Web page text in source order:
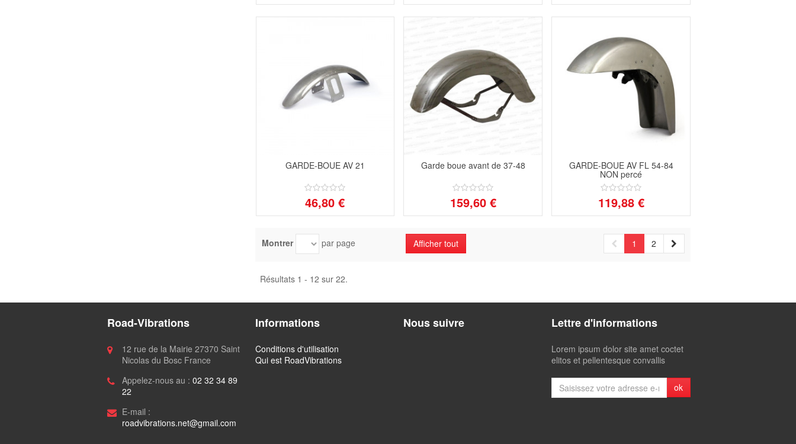
GARDE-BOUE AV 21
46,80 €
Garde boue avant de 37-48
159,60 €
GARDE-BOUE AV FL 54-84
NON percé
119,88 €
Montrer par page Afficher tout 1 2
Résultats 1 - 12 sur 22.
Road-Vibrations
12 rue de la Mairie 27370 Saint
Nicolas du Bosc France
Appelez-nous au : 02 32 34 89
22
E-mail :
roadvibrations.net@gmail.com
Informations
Conditions d'utilisation
Qui est RoadVibrations
Nous suivre Lettre d'informations
Lorem ipsum dolor site amet coctet
elitos et pellentesque convallis
ok